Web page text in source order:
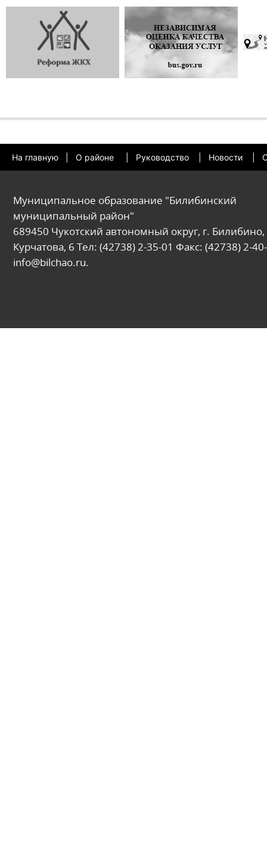
На главную О районе Руководство Новости
Муниципальное образование "Билибинский
муниципальный район"
689450 Чукотский автономный округ, г. Билибино,
Курчатова, 6 Тел: (42738) 2-35-01 Факс: (42738) 2-
info@bilchao.ru.